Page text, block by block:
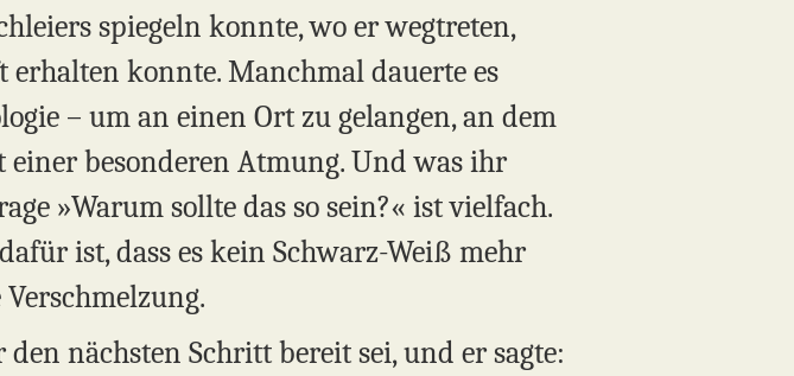
spiegeln konnte, wo er wegtreten,
konnte. Manchmal dauerte es
– um an einen Ort zu gelangen, an dem
besonderen Atmung. Und was ihr
»Warum sollte das so sein?« ist vielfach.
ist, dass es kein Schwarz-Weiß mehr
nächsten Schritt bereit sei, und er sagte: